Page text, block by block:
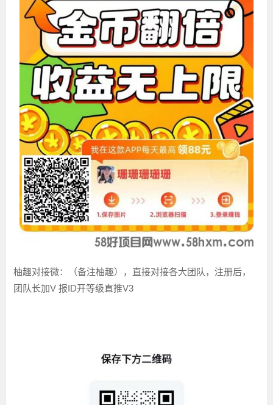
柚趣对接微：（备注柚趣），直接对接各大团队，注册后，
团队长加V 报ID开等级直推V3